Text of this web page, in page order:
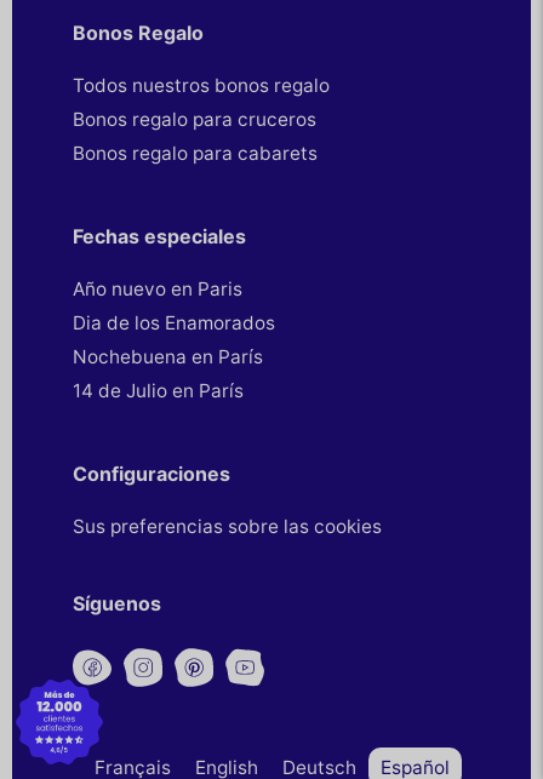
Bonos Regalo
Todos nuestros bonos regalo
Bonos regalo para cruceros
Bonos regalo para cabarets
Fechas especiales
Año nuevo en Paris
Dia de los Enamorados
Nochebuena en París
14 de Julio en París
Configuraciones
Sus preferencias sobre las cookies
Síguenos
Français English Deutsch Español